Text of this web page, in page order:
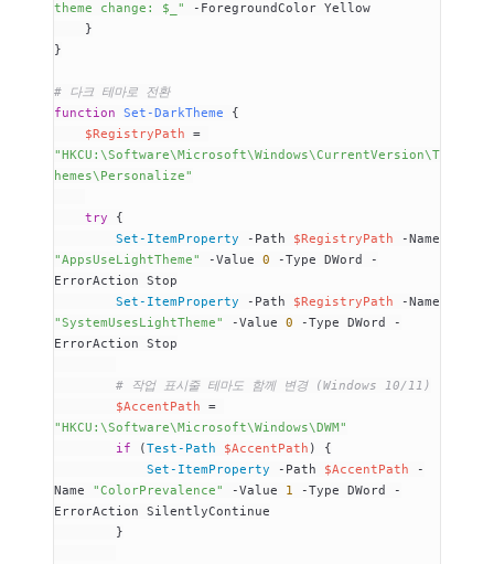
theme change: $_" - ForegroundColor Yellow
    }
}
# 다크 테마로 전환
function Set-DarkTheme {
    $RegistryPath
=
"HKCU:\Software\Microsoft\Windows\CurrentVersion\T
hemes\Personalize"
    try
{
        Set-ItemProperty
- Path $RegistryPath -
"AppsUseLightTheme"
-Value 0 -Type DWord
-
ErrorAction Stop
        Set-ItemProperty
- Path $RegistryPath -
"SystemUsesLightTheme"
-Value 0 -Type DWord
-
ErrorAction Stop
        # 작업 표시줄 테마도 함께 변경 (Windows 10/11)
        $AccentPath
=
"HKCU:\Software\Microsoft\Windows\DWM"
        if
(Test-Path $AccentPath ) {
            Set-ItemProperty
- Path $AccentPath -
Name "ColorPrevalence" -Value 1 -Type DWord
-
ErrorAction SilentlyContinue
        }